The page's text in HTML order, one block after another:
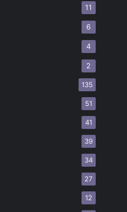
11
6
4
2
135
51
41
39
34
27
12